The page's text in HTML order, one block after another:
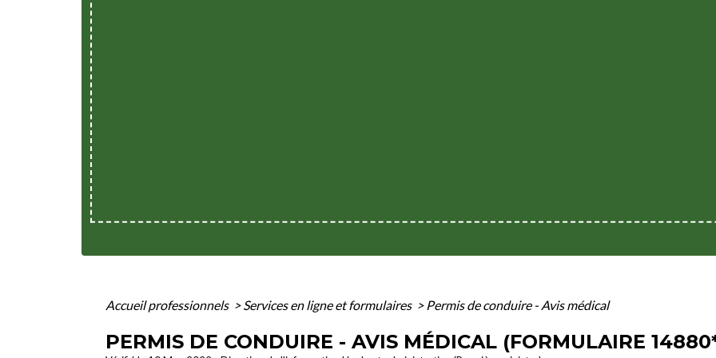
Accueil professionnels > Services en ligne et formulaires > Permis de conduire - Avis médical
PERMIS DE CONDUIRE - AVIS MÉDICAL (FORMULAIRE